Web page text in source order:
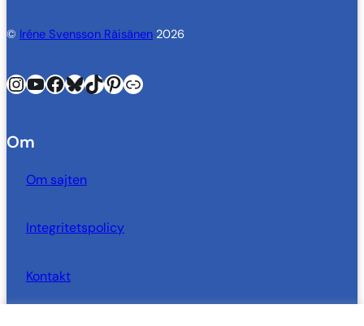
© Iréne Svensson Räisänen 2026
InstagramYouTube Facebook Bluesky TikTok Pinterest Länk
Om
Om sajten
Integritetspolicy
Kontakt